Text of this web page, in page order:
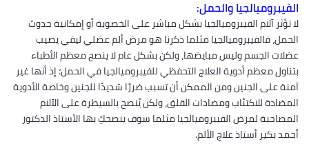
الفيبروميالجيا والحمل:
لا تؤثر آلام الفيبروميالجيا بشكل مباشر على الخصوبة أو إمكانية حدوث
الحمل، فالفيبروميالجيا مثلما ذكرنا هو مرض ألم عضلي ليفي يصيب
عضلات الجسم وليس مبايضها، ولكن بشكل عام لا ينصح معظم الأطباء
بتناول معظم أدوية العلاج التحفظي للفيبروميالجيا في الحمل؛ إذ أنها غير
آمنة على الجنين ومن الممكن أن تسبب ضررًا شديدًا للجنين وخاصة الأدوية
المضادة للاكتئاب ومضادات القلق، ولكن يُنصح بالسيطرة على الآلام
المصاحبة لمرض الفيبروميالجيا مثلما سوف ينصحكِ بها الأستاذ الدكتور
أحمد بكير أستاذ علاج الألم.